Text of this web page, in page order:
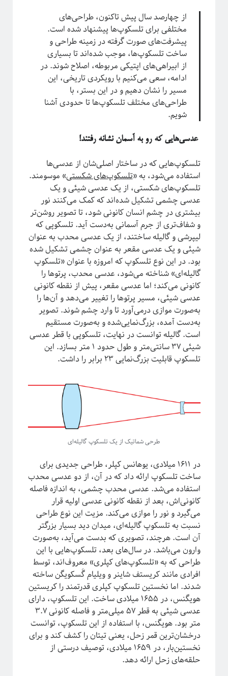
ریچارد فاینمن، فیزیک‌دان تاثیرگذار قرن گذشته
پروژه پیچیدگی برای همه
پشت‌پرده نجوم
#شرح_پیچیدگی
دوره «مقدمه‌ای بر بازبهنجارش»
از چهارصد سال پیش تاکنون، طراحی‌های
مختلفی برای تلسکوپ‌ها پیشنهاد شده است.
پیشرفت‌های صورت گرفته در زمینه طراحی و
ساخت تلسکوپ‌ها، موجب شده‌اند تا بسیاری
از ابیراهی‌های اپتیکی مربوطه، اصلاح شوند. در
ادامه، سعی می‌کنیم با رویکردی تاریخی، این
مسیر را نشان دهیم و در این بستر، با
طراحی‌های مختلف تلسکوپ‌ها تا حدودی آشنا
شویم.
عدسی‌هایی که رو به آسمان نشانه رفتند!
تلسکوپ‌هایی که در ساختار اصلی‌شان از عدسی‌ها
استفاده می‌شود، به «تلسکوپ‌های شکستی» موسومند.
تلسکوپ‌های شکستی، از یک عدسی شیئی و یک
عدسی چشمی تشکیل شده‌اند که کمک می‌کنند نور
بیشتری در چشم انسان کانونی شود، تا تصویر روشن‌تر
و شفاف‌تری از جرم آسمانی به‌دست آید. تلسکوپی که
لیپرشی و گالیله ساختند، از یک عدسی محدب به عنوان
شیئی و یک عدسی مقعر به عنوان چشمی تشکیل شده
بود. در این نوع تلسکوپ که امروزه با عنوان «تلسکوپ
گالیله‌ای» شناخته می‌شود،‌ عدسی محدب، پرتوها را
کانونی می‌کند؛ اما عدسی مقعر، پیش از نقطه کانونی
عدسی شیئی، مسیر پرتو‌ها را تغییر می‌دهد و آن‌ها را
به‌صورت موازی درمی‌آورد تا وارد چشم شوند. تصویر
به‌دست آمده، بزرگ‌نمایی‌شده و به‌صورت مستقیم
است. گالیله توانست در نهایت، تلسکوپی با قطر عدسی
شیئی ۳۷ سانتی‌متر و طول حدود ۱ متر بسازد. این
تلسکوپ قابلیت بزرگ‌نمایی ۲۳ برابر را داشت.
طرحی شماتیک از یک تلسکوپ گالیله‌ای
در ۱۶۱۱ میلادی، یوهانس کپلر، طراحی جدیدی برای
ساخت تلسکوپ ارائه داد که در آن، از دو عدسی محدب
استفاده می‌شد. عدسی محدب چشمی، به اندازه فاصله
کانونی‌اش، بعد از نقطه کانونی عدسی اولیه قرار
می‌گیرد و نور را موازی می‌کند. مزیت این نوع طراحی
نسبت به تلسکوپ گالیله‌ای،‌ میدان دید بسیار بزرگتر
آن است. هرچند، تصویری که بدست می‌آيد، به‌صورت
وارون می‌باشد. در سال‌های بعد، تلسکوپ‌هایی با این
طراحی که به «تلسکوپ‌های کپلری» معروف‌اند، توسط
افرادی مانند کریستف شاینر و ویلیام گَسکویگن ساخته
شدند. اما نخستین تلسکوپ کپلری قدرتمند را کریستین
هویگنس، در ۱۶۵۵ میلادی ساخت. این تلسکوپ، دارای
عدسی شیئی‌ به قطر ۵۷ میلی‌متر و فاصله کانونی ۳.۷
متر بود. هویگنس، با استفاده از این تلسکوپ، توانست
درخشان‌ترین قمر زحل، یعنی تیتان را کشف کند و برای
نخستین‌بار، در ۱۶۵۹ میلادی، توصیف درستی از
حلقه‌های زحل ارائه دهد.